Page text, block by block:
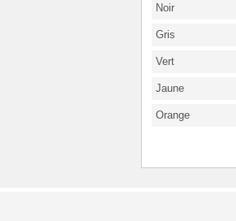
Noir
Gris
Vert
Jaune
Orange